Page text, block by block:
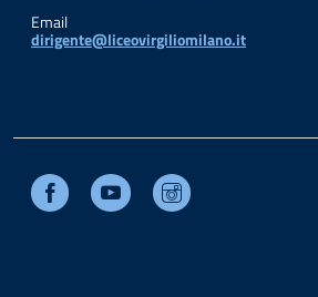
Email
dirigente@liceovirgiliomilano.it
Facebook Youtube